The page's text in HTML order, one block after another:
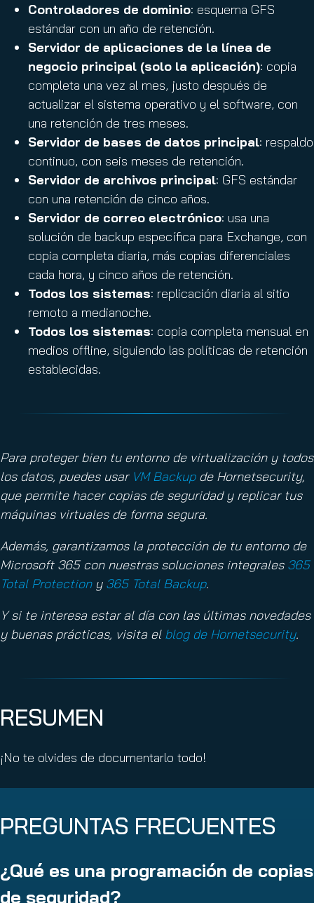
Controladores de dominio: esquema GFS
estándar con un año de retención.
Servidor de aplicaciones de la línea de
negocio principal (solo la aplicación): copia
completa una vez al mes, justo después de
actualizar el sistema operativo y el software, con
una retención de tres meses.
Servidor de bases de datos principal: respaldo
continuo, con seis meses de retención.
Servidor de archivos principal: GFS estándar
con una retención de cinco años.
Servidor de correo electrónico: usa una
solución de backup específica para Exchange, con
copia completa diaria, más copias diferenciales
cada hora, y cinco años de retención.
Todos los sistemas: replicación diaria al sitio
remoto a medianoche.
Todos los sistemas: copia completa mensual en
medios offline, siguiendo las políticas de retención
establecidas.
Para proteger bien tu entorno de virtualización y todos
los datos, puedes usar VM Backupde Hornetsecurity,
que permite hacer copias de seguridad y replicar tus
máquinas virtuales de forma segura.
Además, garantizamos la protección de tu entorno de
Microsoft 365 con nuestras soluciones integrales 365
Total Protectiony 365 Total Backup.
Y si te interesa estar al día con las últimas novedades
y buenas prácticas, visita el blog de Hornetsecurity.
RESUMEN
¡No te olvides de documentarlo todo!
PREGUNTAS FRECUENTES
¿Qué es una programación de copias
de seguridad?